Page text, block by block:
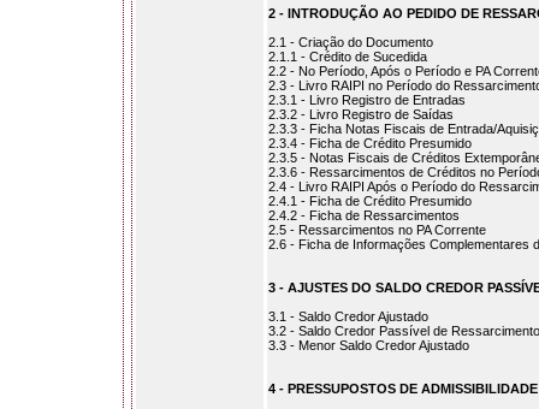
2 - INTRODUÇÃO AO PEDIDO DE
2.1 - Criação do Documento
2.1.1 - Crédito de Sucedida
2.2 - No Período, Após o Período e PA
2.3 - Livro RAIPI no Período do
2.3.1 - Livro Registro de Entradas
2.3.2 - Livro Registro de Saídas
2.3.3 - Ficha Notas Fiscais de Entrada/
2.3.4 - Ficha de Crédito Presumido
2.3.5 - Notas Fiscais de Créditos
2.3.6 - Ressarcimentos de Créditos no
2.4 - Livro RAIPI Após o Período do
2.4.1 - Ficha de Crédito Presumido
2.4.2 - Ficha de Ressarcimentos
2.5 - Ressarcimentos no PA Corrente
2.6 - Ficha de Informações Complementares
3 - AJUSTES DO SALDO CREDOR
3.1 - Saldo Credor Ajustado
3.2 - Saldo Credor Passível de Ressarcimento
3.3 - Menor Saldo Credor Ajustado
4 - PRESSUPOSTOS DE